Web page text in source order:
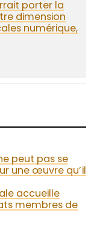
porter la
dimension
numérique,
peut pas se
une œuvre qu’il
accueille
membres de